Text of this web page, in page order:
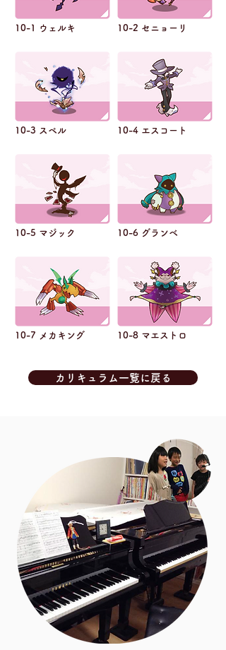
10-1 ウェルキ
10-3 スペル
10-5 マジック
10-7 メカキング
10-2 セニョーリ
10-4 エスコート
10-6 グランベ
10-8 マエストロ
カリキュラム一覧に戻る